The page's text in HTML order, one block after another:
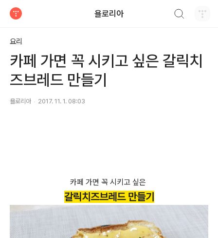
욜로리아
요리
카페 가면 꼭 시키고 싶은 갈릭치
즈브레드 만들기
욜로리아 2017. 11. 1. 08:03
카페 가면 꼭 시키고 싶은
갈릭치즈브레드 만들기